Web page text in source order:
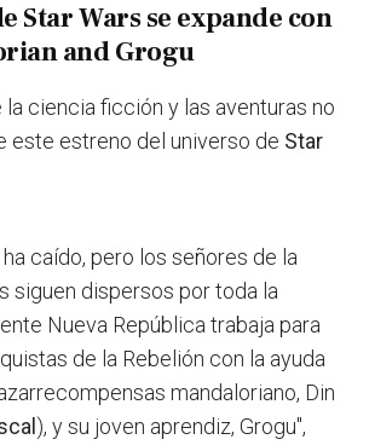
Star Wars se expande con
and Grogu
ciencia ficción y las aventuras no
este estreno del universo de Star
caído, pero los señores de la
siguen dispersos por toda la
Nueva República trabaja para
de la Rebelión con la ayuda
mandaloriano, Din
), y su joven aprendiz, Grogu",